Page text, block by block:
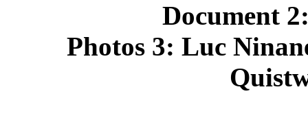
Document
Photos 3: Luc